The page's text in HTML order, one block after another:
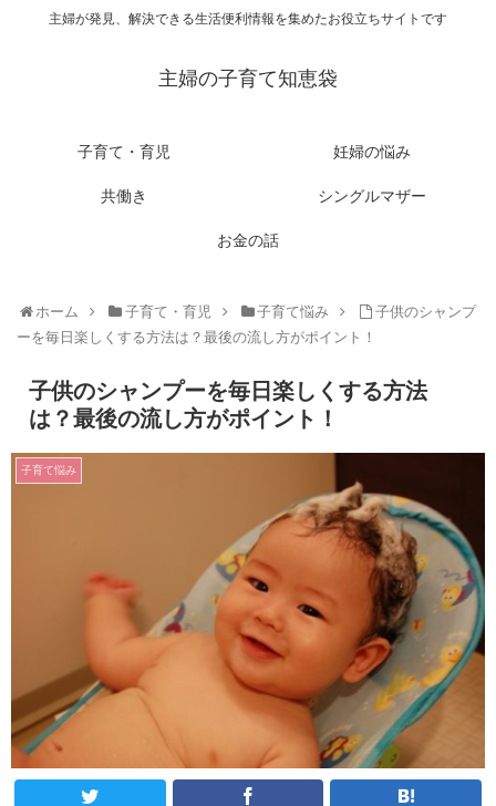
主婦が発見、解決できる生活便利情報を集めたお役立ちサイトです
主婦の子育て知恵袋
子育て・育児 妊婦の悩み
共働き シングルマザー
お金の話
ホーム 子育て・育児 子育て悩み
子供のシャンプ
ーを毎日楽しくする方法は？最後の流し方がポイント！
子供のシャンプーを毎日楽しくする方法
は？最後の流し方がポイント！
子育て悩み